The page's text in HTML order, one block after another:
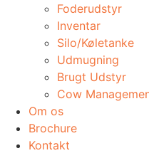
Foderudstyr
Inventar
Silo/Køletanke
Udmugning
​Brugt Udstyr
Cow
Om os
Brochure
Kontakt